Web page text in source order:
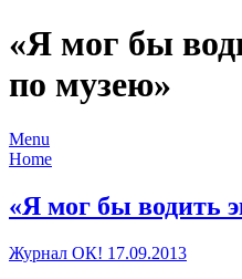
«Я мог бы
по музею»
Menu
Home
«Я мог бы водить
Журнал ОК! 17.09.2013